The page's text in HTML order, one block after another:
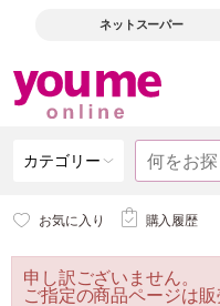
ネットスーパー
カテゴリー
お気に入り 購入履歴
申し訳ございません。
ご指定の商品ページは